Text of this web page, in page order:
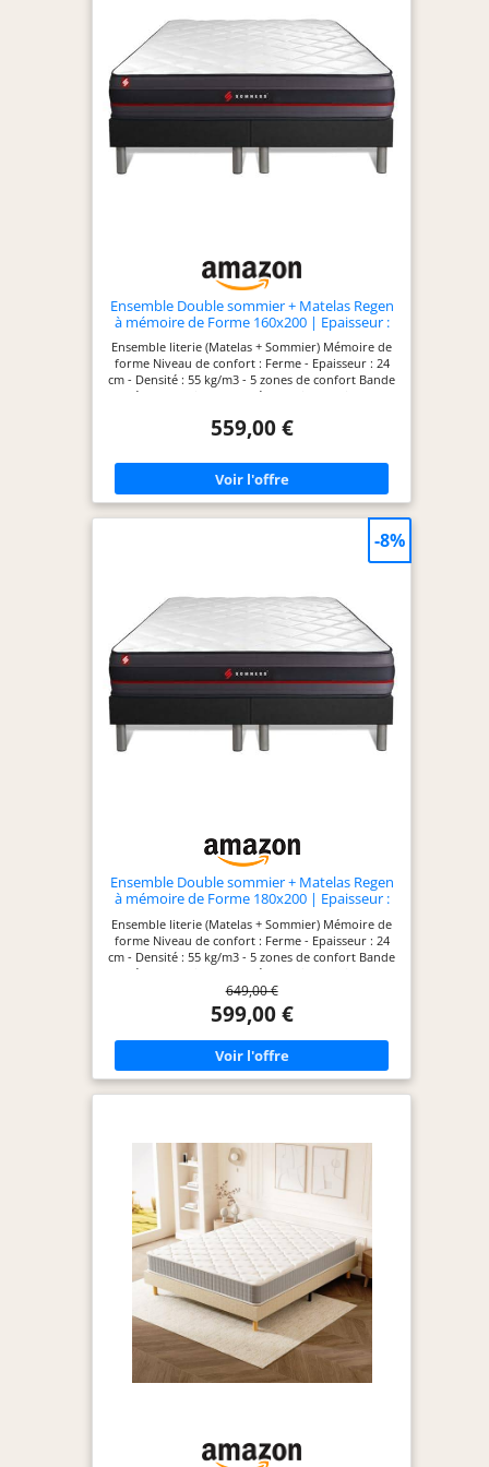
européenne -
Garantie : 10 ans
Ensemble Double sommier + Matelas Regen
à mémoire de Forme 160x200 | Epaisseur :
24 cm | Confort : Ferme
Ensemble literie (Matelas + Sommier) Mémoire de
forme Niveau de confort : Ferme - Epaisseur : 24
cm - Densité : 55 kg/m3 - 5 zones de confort Bande
latéral : 3D micro perforé - Coutil : Coutil 100%
Indépendance de couchage : Excellente -
Fabrication européenne - Garantie : 10 ans
559,00 €
Ensemble Double sommier + Matelas Regen
à mémoire de Forme 180x200 | Epaisseur :
Ensemble literie (Matelas + Sommier) Mémoire de
forme Niveau de confort : Ferme - Epaisseur : 24
cm - Densité : 55 kg/m3 - 5 zones de confort Bande
latéral : 3D micro perforé - Coutil : Coutil 100%
polyester micro perforé ultra-respirable
Indépendance de couchage : Excellente -
Réversible Eté/Hiver Certification : Oeko-Tex -
Fabrication européenne - Garantie : 10 ans
649,00 €
599,00 €
-8%